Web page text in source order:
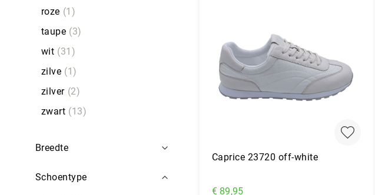
Caprice 23720 off-white
€ 89,95
roze
1
taupe
3
wit
31
zilve
1
zilver 2
zwart
13
Breedte
Schoentype